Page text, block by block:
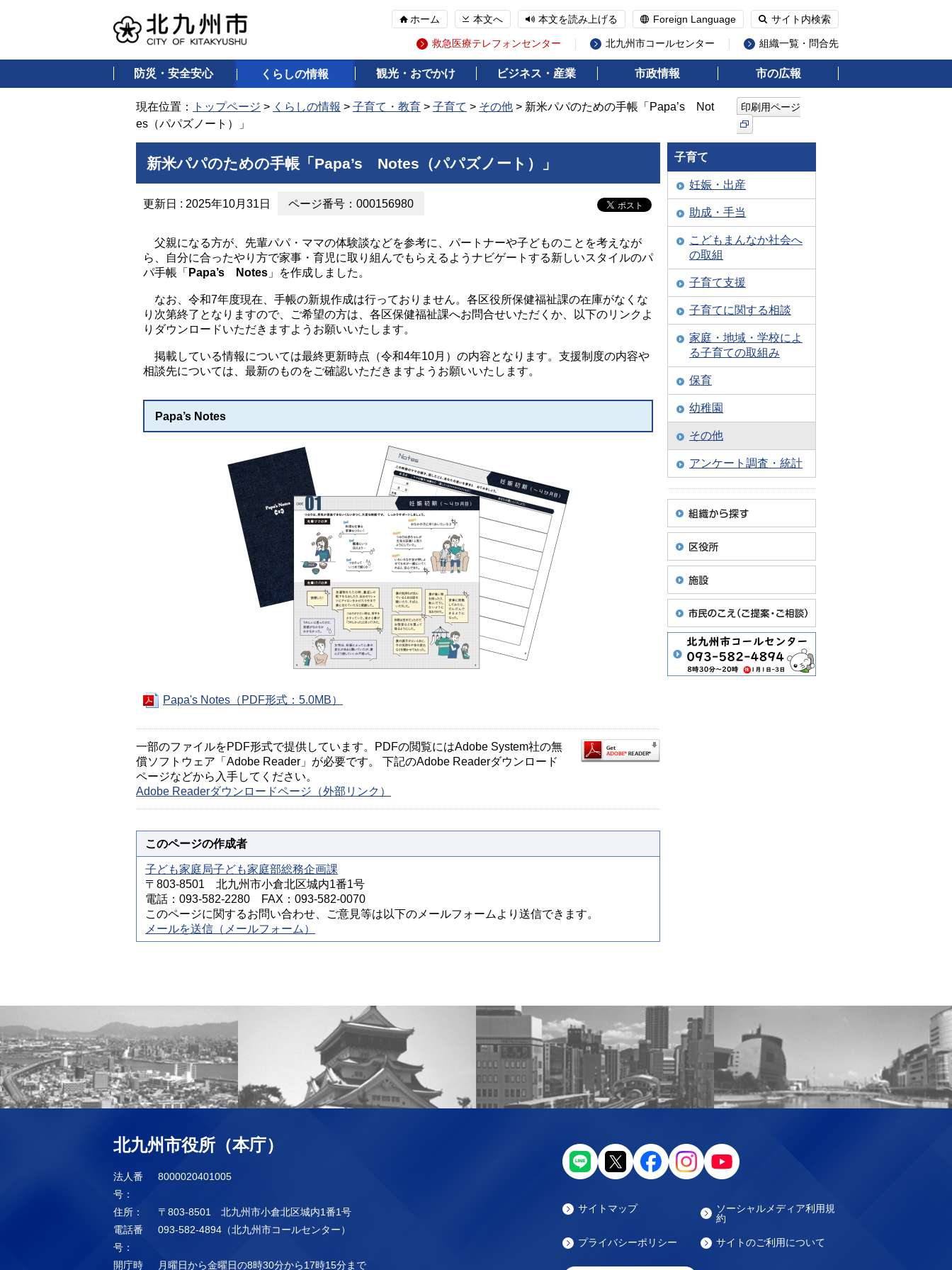
ホーム 本文へ 本文を読み上げる Foreign Language サイト内検索
救急医療テレフォンセンター 北九州市コールセンター 組織一覧・問合先
防災・安全安心 くらしの情報 観光・おでかけ ビジネス・産業 市政情報 市の広報
現在位置： トップページ > くらしの情報 > 子育て・教育 > 子育て > その他 > 新米パパのための手帳「Papa’s Not
es（パパズノート）」
印刷用ページ
新米パパのための手帳「Papa’s Notes（パパズノート）」
更新日 : 2025年10月31日 ページ番号：000156980
父親になる方が、先輩パパ・ママの体験談などを参考に、パートナーや子どものことを考えなが
ら、自分に合ったやり方で家事・育児に取り組んでもらえるようナビゲートする新しいスタイルのパ
パ手帳「 Papa’s Notes 」を作成しました。
なお、令和7年度現在、手帳の新規作成は行っておりません。各区役所保健福祉課の在庫がなくな
り次第終了となりますので、ご希望の方は、各区保健福祉課へお問合せいただくか、以下のリンクよ
りダウンロードいただきますようお願いいたします。
掲載している情報については最終更新時点（令和4年10月）の内容となります。支援制度の内容や
相談先については、最新のものをご確認いただきますようお願いいたします。
Papa’s Notes
Papa's Notes（PDF形式：5.0MB）
一部のファイルをPDF形式で提供しています。PDFの閲覧にはAdobe System社の無
償ソフトウェア「Adobe Reader」が必要です。 下記のAdobe Readerダウンロード
ページなどから入手してください。
Adobe Readerダウンロードページ（外部リンク）
このページの作成者
子ども家庭局子ども家庭部総務企画課
〒803-8501 北九州市小倉北区城内1番1号
電話：093-582-2280 FAX：093-582-0070
このページに関するお問い合わせ、ご意見等は以下のメールフォームより送信できます。
メールを送信（メールフォーム）
子育て
妊娠・出産
助成・手当
こどもまんなか社会へ
の取組
子育て支援
子育てに関する相談
家庭・地域・学校によ
る子育ての取組み
保育
幼稚園
その他
アンケート調査・統計
北九州市役所（本庁）
法人番
号：
8000020401005
住所：
〒803-8501 北九州市小倉北区城内1番1号
電話番
号：
093-582-4894（北九州市コールセンター）
開庁時 月曜日から金曜日の8時30分から17時15分まで
サイトマップ
ソーシャルメディア利用規
約
プライバシーポリシー サイトのご利用について